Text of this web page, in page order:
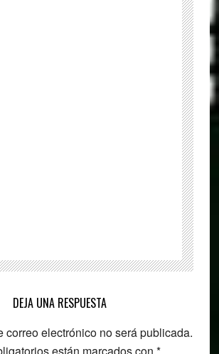
visualización
DEJA UNA RESPUESTA
correo electrónico no será publicada.
están marcados con *